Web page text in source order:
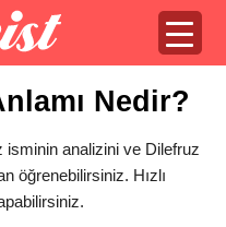
Nedir?
isminin analizini ve Dilefruz
öğrenebilirsiniz. Hızlı